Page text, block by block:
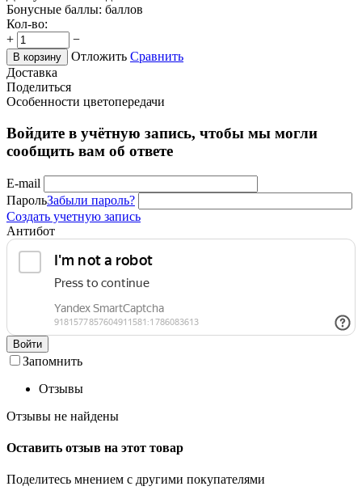
Бонусные баллы: баллов
Кол-во:
+
−
В корзину Отложить Сравнить
Доставка
Поделиться
Особенности цветопередачи
Войдите в учётную запись, чтобы мы могли
сообщить вам об ответе
E-mail
ПарольЗабыли пароль?
Создать учетную запись
Антибот
Войти
Запомнить
Отзывы
Отзывы не найдены
Оставить отзыв на этот товар
Поделитесь мнением с другими покупателями